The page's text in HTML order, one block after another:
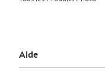
Aide